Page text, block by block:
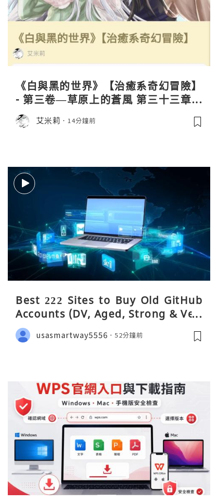
《白與黑的世界》【治癒系奇幻冒險】
- 第三卷—草原上的蒼風 第三十三章—
缺失III
艾米莉 14分鐘前
Best 222 Sites to Buy Old GitHub
Accounts (DV, Aged, Strong & Veri
fied)
usasmartway5556 52分鐘前